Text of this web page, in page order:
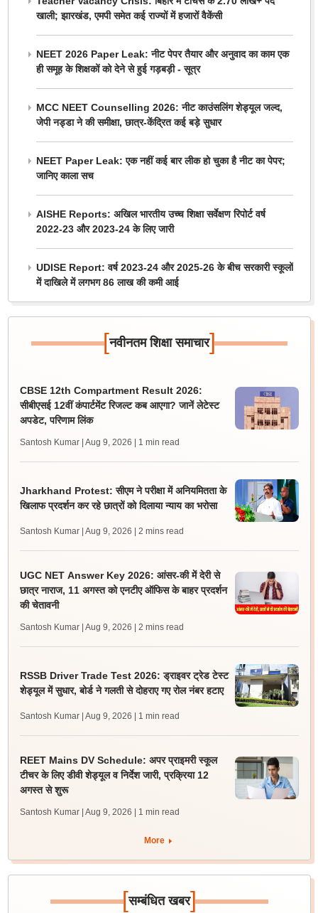
खाली; झारखंड, एमपी समेत कई राज्यों में हजारों वैकेंसी
NEET 2026 Paper Leak: नीट पेपर तैयार और अनुवाद का काम एक
ही समूह के शिक्षकों को देने से हुई गड़बड़ी - सूत्र
MCC NEET Counselling 2026: नीट काउंसलिंग शेड्यूल जल्द,
जेपी नड्डा ने की समीक्षा, छात्र-केंद्रित कई बड़े सुधार
NEET Paper Leak: एक नहीं कई बार लीक हो चुका है नीट का पेपर;
जानिए काला सच
AISHE Reports: अखिल भारतीय उच्च शिक्षा सर्वेक्षण रिपोर्ट वर्ष
2022-23 और 2023-24 के लिए जारी
UDISE Report: वर्ष 2023-24 और 2025-26 के बीच सरकारी स्कूलों
में दाखिले में लगभग 86 लाख की कमी आई
[नवीनतम शिक्षा समाचार]
CBSE 12th Compartment Result 2026:
सीबीएसई 12वीं कंपार्टमेंट रिजल्ट कब आएगा? जानें लेटेस्ट
अपडेट, परिणाम लिंक
Santosh Kumar | Aug 9, 2026 | 1 min read
Jharkhand Protest: सीएम ने परीक्षा में अनियमितता के
खिलाफ प्रदर्शन कर रहे छात्रों को दिलाया न्याय का भरोसा
Santosh Kumar | Aug 9, 2026 | 2 mins read
UGC NET Answer Key 2026: आंसर-की में देरी से
छात्र नाराज, 11 अगस्त को एनटीए ऑफिस के बाहर प्रदर्शन
की चेतावनी
Santosh Kumar | Aug 9, 2026 | 2 mins read
RSSB Driver Trade Test 2026: ड्राइवर ट्रेड टेस्ट
शेड्यूल में सुधार, बोर्ड ने गलती से दोहराए गए रोल नंबर हटाए
Santosh Kumar | Aug 9, 2026 | 1 min read
REET Mains DV Schedule: अपर प्राइमरी स्कूल
टीचर के लिए डीवी शेड्यूल व निर्देश जारी, प्रक्रिया 12
अगस्त से शुरू
Santosh Kumar | Aug 9, 2026 | 1 min read
More
[सम्बंधित खबर]